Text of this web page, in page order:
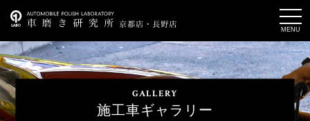
t
o
g
g
l
e
n
a
GALLERY
施工車ギャラリー